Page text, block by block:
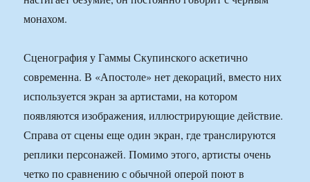
монахом.
Сценография у Гаммы Скупинского аскетично
современна. В «Апостоле» нет декораций, вместо них
используется экран за артистами, на котором
появляются изображения, иллюстрирующие действие.
Справа от сцены еще один экран, где транслируются
реплики персонажей. Помимо этого, артисты очень
четко по сравнению с обычной оперой поют в